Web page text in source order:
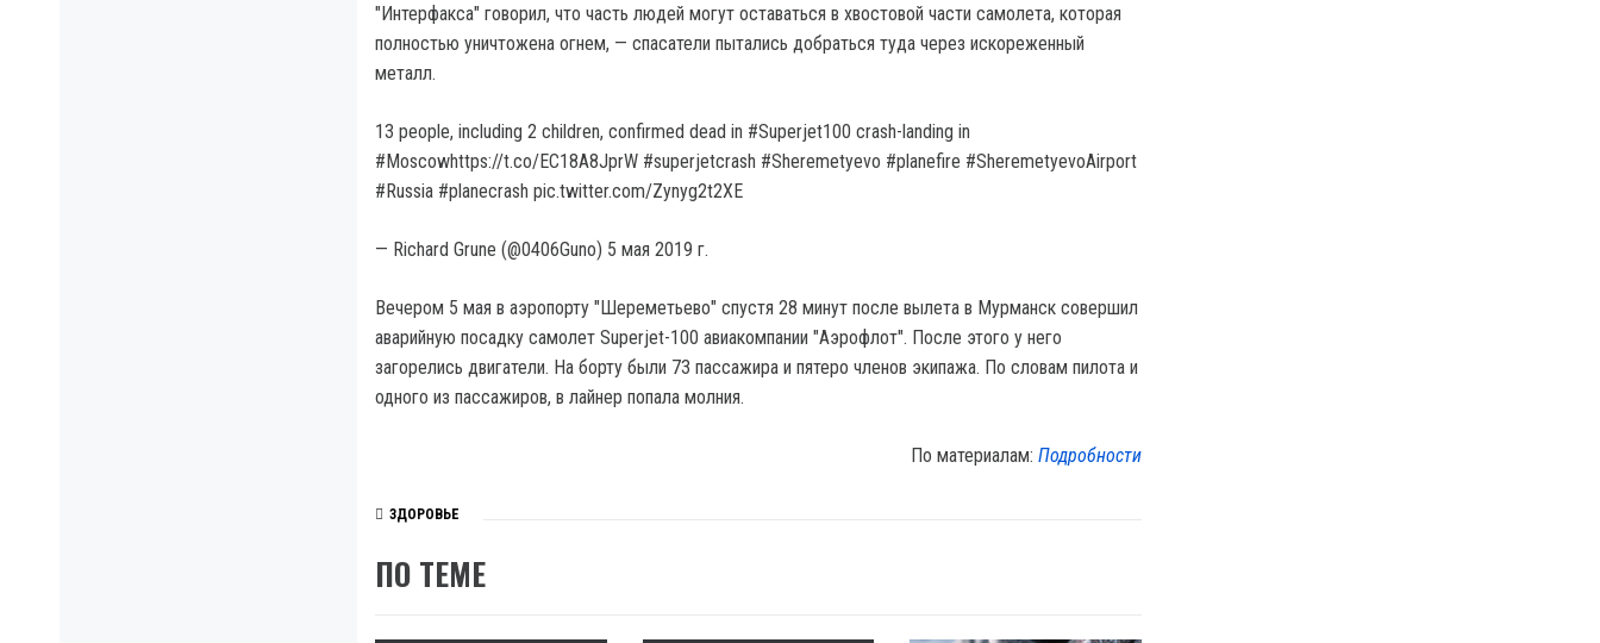
"Интерфакса" говорил, что часть людей могут оставаться в хвостовой части самолета, которая
полностью уничтожена огнем, — спасатели пытались добраться туда через искореженный
металл.
13 people, including 2 children, confirmed dead in #Superjet100 crash-landing in
#Moscowhttps://t.co/EC18A8JprW #superjetcrash #Sheremetyevo #planefire #SheremetyevoAirport
#Russia #planecrash pic.twitter.com/Zynyg2t2XE
— Richard Grune (@0406Guno) 5 мая 2019 г.
Вечером 5 мая в аэропорту "Шереметьево" спустя 28 минут после вылета в Мурманск совершил
аварийную посадку самолет Superjet-100 авиакомпании "Аэрофлот". После этого у него
загорелись двигатели. На борту были 73 пассажира и пятеро членов экипажа. По словам пилота и
одного из пассажиров, в лайнер попала молния.
По материалам:Подробности
ЗДОРОВЬЕ
ПО ТЕМЕ